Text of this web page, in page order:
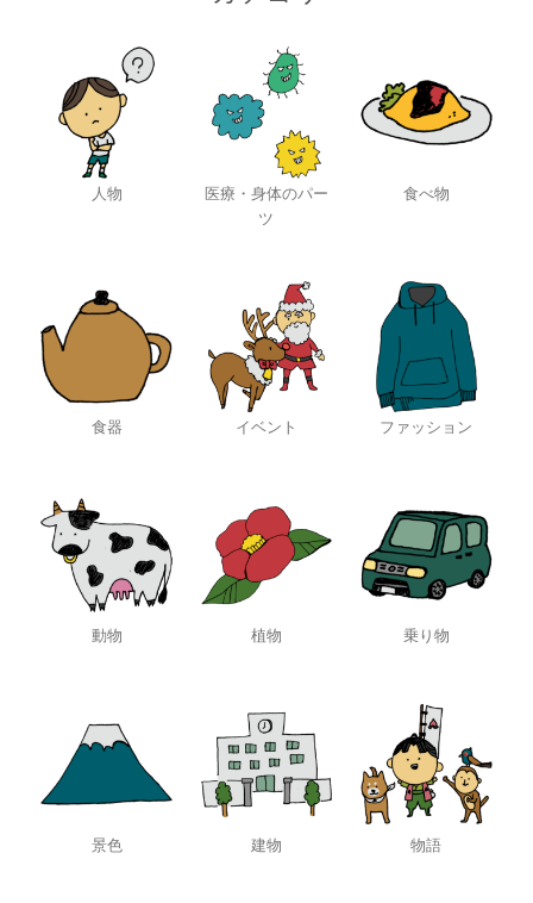
人物
医療・身体のパー
ツ
食べ物
食器 イベント ファッション
動物 植物 乗り物
景色 建物 物語